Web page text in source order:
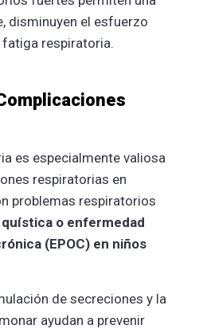
disminuyen el esfuerzo
respiratoria.
es especialmente valiosa
respiratorias en
problemas respiratorios
o enfermedad
(EPOC) en niños
de secreciones y la
ayudan a prevenir